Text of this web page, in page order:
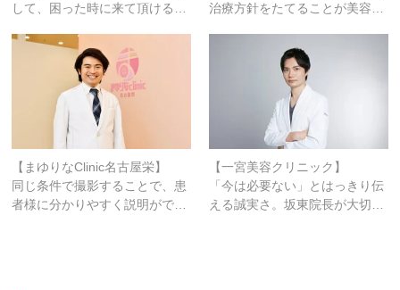
して、困った時に来て頂ける…
治療方針をたてることが美容…
【まゆりなclinic名古屋栄】
同じ条件で撮影することで、患
者様に分かりやすく説明がで…
【一宮美容クリニック】
「今は必要ない」とはっきり伝
える誠実さ。坂東院長が大切…